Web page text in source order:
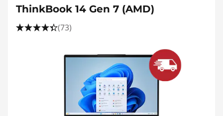
ThinkBook 14 Gen 7 (AMD)
(73)